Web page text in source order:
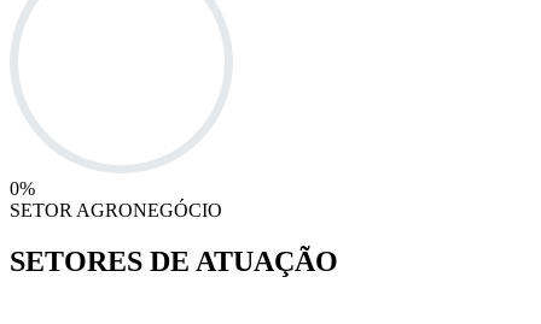
0%
SETOR AGRONEGÓCIO
SETORES DE ATUAÇÃO